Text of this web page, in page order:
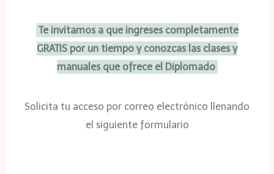
Te invitamos a que ingreses completamente
GRATIS por un tiempo y conozcas las clases y
manuales que ofrece el Diplomado
Solicita tu acceso por correo electrónico llenando
el siguiente formulario